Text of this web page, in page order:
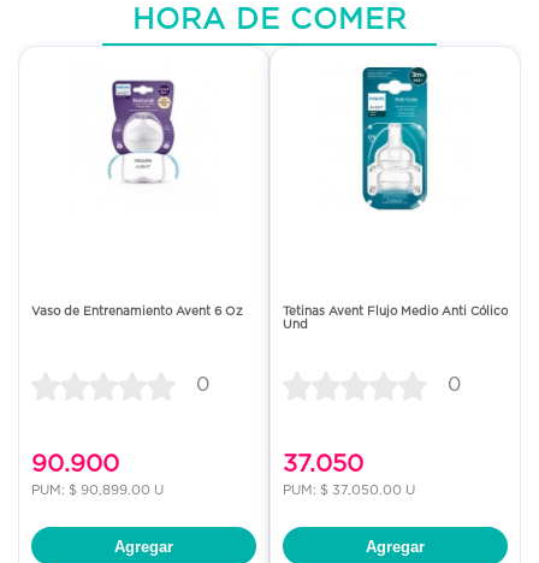
HORA DE COMER
Vaso de Entrenamiento Avent 6 Oz
0
90.900
PUM: $ 90,899.00 U
Agregar
Tetinas Avent Flujo Medio Anti Cólico
Und
0
37.050
PUM: $ 37,050.00 U
Agregar